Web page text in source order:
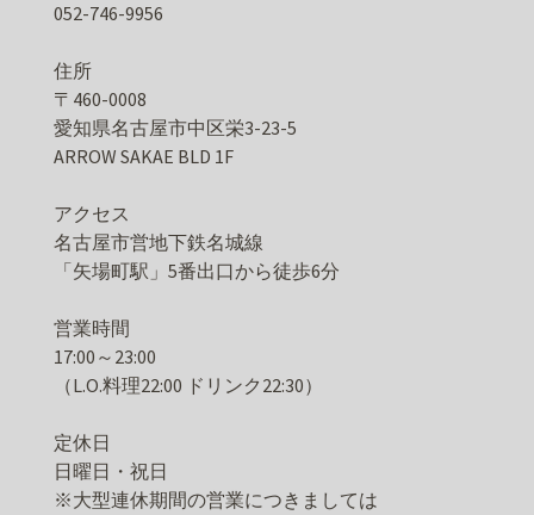
052-746-9956
住所
〒460-0008
愛知県名古屋市中区栄3-23-5
ARROW SAKAE BLD 1F
アクセス
名古屋市営地下鉄名城線
「矢場町駅」5番出口から徒歩6分
営業時間
17:00～23:00
（L.O.料理22:00 ドリンク22:30）
定休日
日曜日・祝日
※大型連休期間の営業につきましては